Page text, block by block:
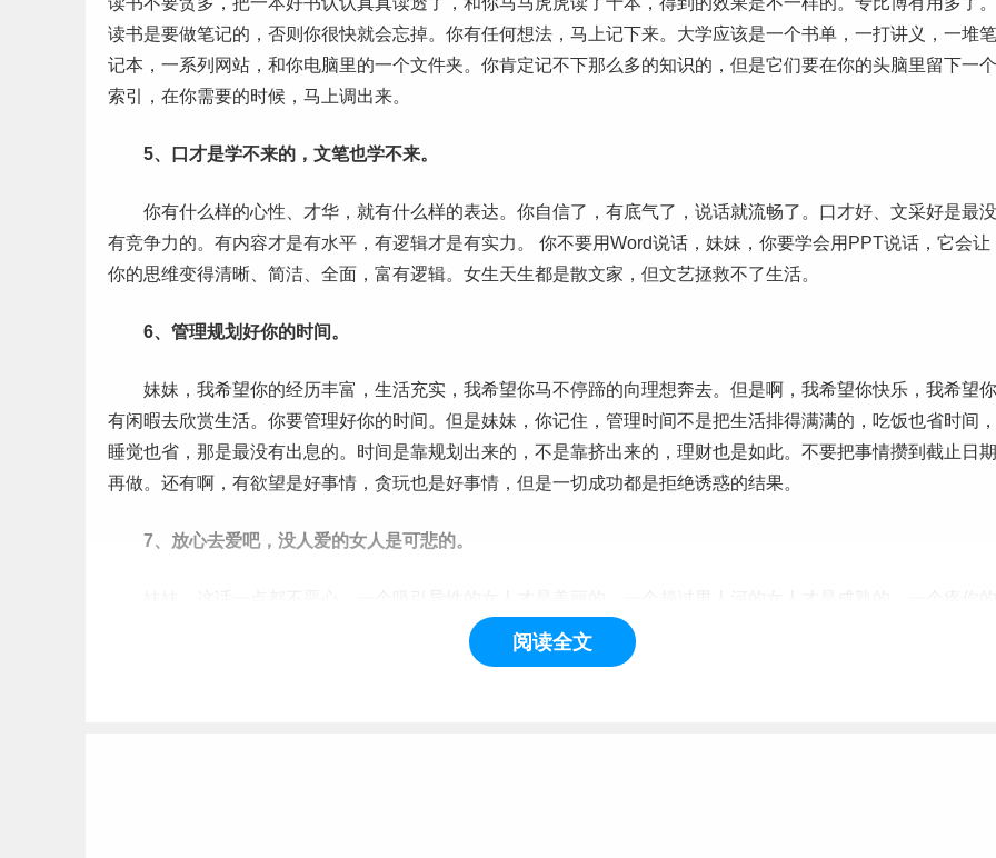
读书是要做笔记的，否则你很快就会忘掉。你有任何想法，马上记下来。大学应该是一个书单，一打讲义，一堆笔
记本，一系列网站，和你电脑里的一个文件夹。你肯定记不下那么多的知识的，但是它们要在你的头脑里留下一个
索引，在你需要的时候，马上调出来。
5、口才是学不来的，文笔也学不来。
你有什么样的心性、才华，就有什么样的表达。你自信了，有底气了，说话就流畅了。口才好、文采好是最没
有竞争力的。有内容才是有水平，有逻辑才是有实力。 你不要用Word说话，妹妹，你要学会用PPT说话，它会让
你的思维变得清晰、简洁、全面，富有逻辑。女生天生都是散文家，但文艺拯救不了生活。
6、管理规划好你的时间。
妹妹，我希望你的经历丰富，生活充实，我希望你马不停蹄的向理想奔去。但是啊，我希望你快乐，我希望你
有闲暇去欣赏生活。你要管理好你的时间。但是妹妹，你记住，管理时间不是把生活排得满满的，吃饭也省时间，
睡觉也省，那是最没有出息的。时间是靠规划出来的，不是靠挤出来的，理财也是如此。不要把事情攒到截止日期
再做。还有啊，有欲望是好事情，贪玩也是好事情，但是一切成功都是拒绝诱惑的结果。
7、放心去爱吧，没人爱的女人是可悲的。
男人是会为你吃醋发酸的，一个爱你的男人是邀你进入他的生活圈子的。看一个男人，别看他对你的表白，那都是
些鬼话。看他的细节，看他的成长，看他在朋友中的口碑，看他在大事前的魄力，看他在失败后的态度。看他是否
阅读全文